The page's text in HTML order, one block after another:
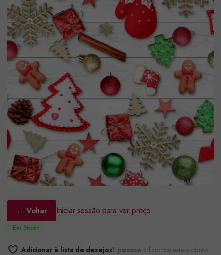
← Voltar Iniciar sessão para ver preço
Em Stock
Adicionar à lista de desejos1 pessoa adicionou este produto